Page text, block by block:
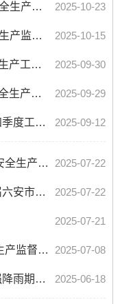
关于应急管理部门2025年1-9月安全生产执法工作开展情况的通报 2025-10-23
市应急管理局2025年1-9月份安全生产监督检查计划完成情况的通报 2025-10-15
关于做好“国庆”期间危化领域安全生产工作提示函 2025-09-30
六安市工贸行业“国庆中秋”期间安全生产工作提示 2025-09-29
【非煤矿山领域】中秋国庆及第四季度工作提示 2025-09-12
关于应急管理部门2025年上半年安全生产执法工作开展情况的通报 2025-07-22
六安市应急管理局关于推荐第二届六安市应急管理专家的通知 2025-07-22
2025-07-21
市应急管理局2025年上半年安全生产监督检查计划完成情况的通报 2025-07-08
【非煤矿山领域】关于立即做好强降雨期间非煤矿山安全防范工作的提示函 2025-06-18